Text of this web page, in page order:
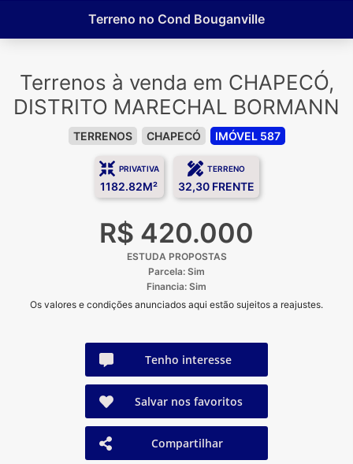
Terreno no Cond Bouganville
Terrenos à venda em CHAPECÓ,
DISTRITO MARECHAL BORMANN
TERRENOS CHAPECÓ IMÓVEL 587
PRIVATIVA
1182.82M²
TERRENO
32,30 FRENTE
R$ 420.000
ESTUDA PROPOSTAS
Parcela: Sim
Financia: Sim
Os valores e condições anunciados aqui estão sujeitos a reajustes.
Tenho interesse
Salvar nos favoritos
Compartilhar